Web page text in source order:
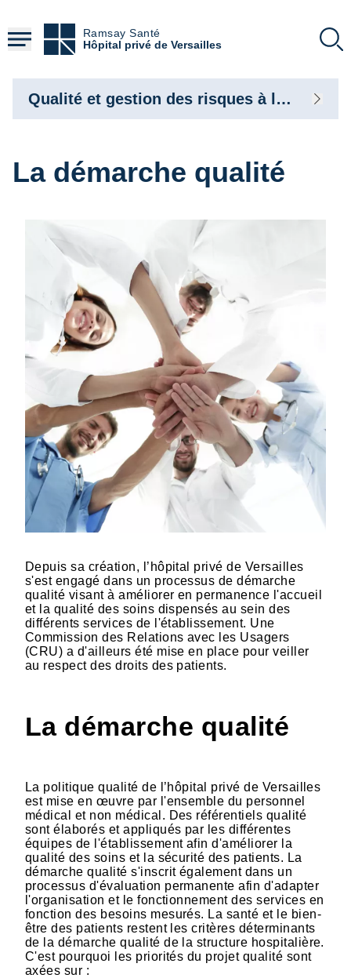
contenu
principal
Ramsay Santé
Hôpital privé de Versailles
La démarche qualité
Depuis sa création, l’hôpital privé de Versailles
s'est engagé dans un processus de démarche
qualité visant à améliorer en permanence l'accueil
et la qualité des soins dispensés au sein des
différents services de l'établissement. Une
Commission des Relations avec les Usagers
(CRU) a d'ailleurs été mise en place pour veiller
au respect des droits des patients.
La démarche qualité
La politique qualité de l’hôpital privé de Versailles
est mise en œuvre par l'ensemble du personnel
médical et non médical. Des référentiels qualité
sont élaborés et appliqués par les différentes
équipes de l'établissement afin d'améliorer la
qualité des soins et la sécurité des patients. La
démarche qualité s'inscrit également dans un
processus d'évaluation permanente afin d'adapter
l'organisation et le fonctionnement des services en
fonction des besoins mesurés. La santé et le bien-
être des patients restent les critères déterminants
de la démarche qualité de la structure hospitalière.
C'est pourquoi les priorités du projet qualité sont
axées sur :
Qualité et gestion des risques à l’hôpital privé de Versailles